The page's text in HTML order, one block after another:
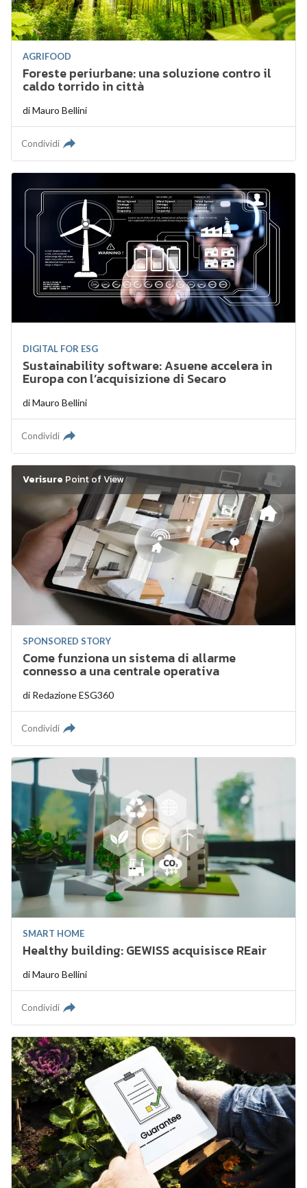
AGRIFOOD
Foreste periurbane: una soluzione contro il
caldo torrido in città
diMauro Bellini
Condividi
DIGITAL FOR ESG
Sustainability software: Asuene accelera in
Europa con l’acquisizione di Secaro
diMauro Bellini
Condividi
Verisure Point of View
SPONSORED STORY
Come funziona un sistema di allarme
connesso a una centrale operativa
di Redazione ESG360
Condividi
SMART HOME
Healthy building: GEWISS acquisisce REair
diMauro Bellini
Condividi